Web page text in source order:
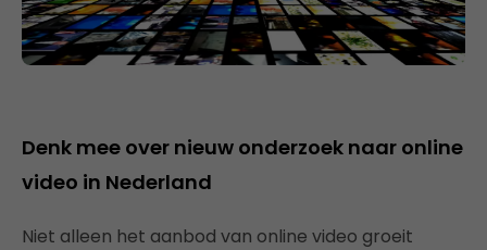
Denk mee over nieuw onderzoek naar online
video in Nederland
Niet alleen het aanbod van online video groeit